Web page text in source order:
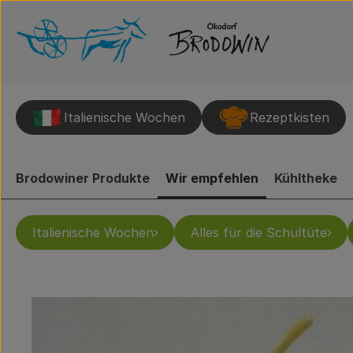
Italienische Wochen Rezeptkisten
Brodowiner Produkte Wir empfehlen Kühltheke
Italienische Wochen Alles für die Schultüte